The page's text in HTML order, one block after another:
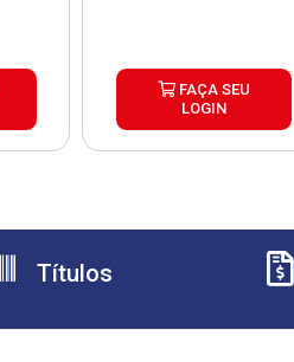
FAÇA SEU
LOGIN
Títulos